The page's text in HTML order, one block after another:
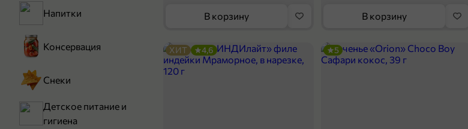
Напитки
Консервация
Снеки
Детское питание и
гигиена
В корзину В корзину
ХИТ 4,6 5